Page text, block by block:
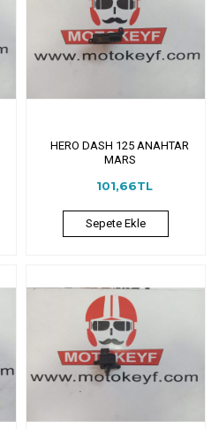
HERO DASH 125 ANAHTAR
MARS
101,66TL
Sepete Ekle